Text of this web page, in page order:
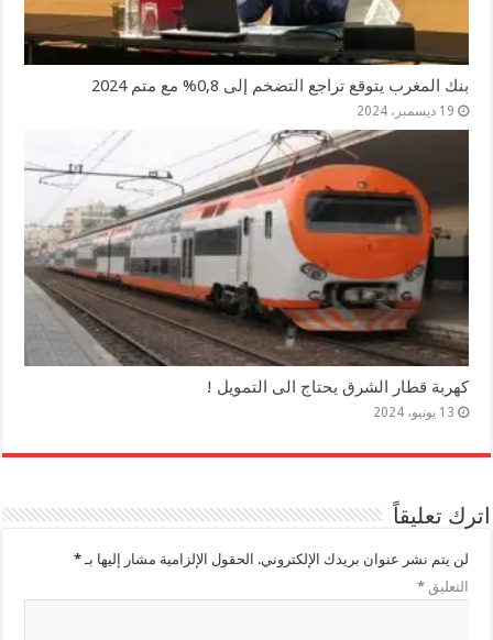
بنك المغرب يتوقع تراجع التضخم إلى 0,8% مع متم 2024
19 ديسمبر، 2024
كهربة قطار الشرق يحتاج الى التمويل !
13 يونيو، 2024
اترك تعليقاً
لن يتم نشر عنوان بريدك الإلكتروني. الحقول الإلزامية مشار إليها بـ*
التعليق*